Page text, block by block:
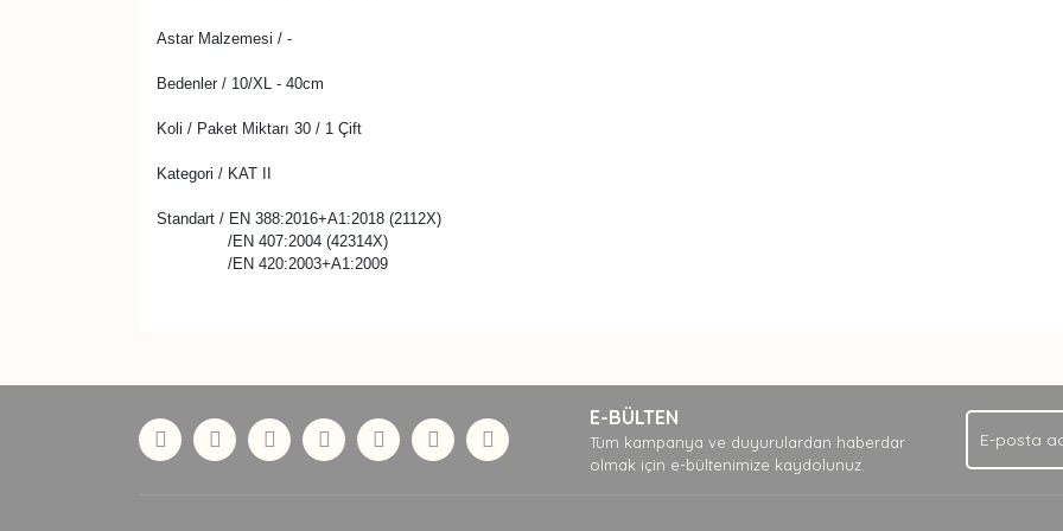
Astar Malzemesi / -
Bedenler / 10/XL - 40cm
Koli / Paket Miktarı 30 / 1 Çift
Kategori / KAT II
Standart / EN 388:2016+A1:2018 (2112X)
/EN 407:2004 (42314X)
/EN 420:2003+A1:2009
Ürün açıklamasında eksik bilgiler bulunuyor.
E-BÜLTEN
Tüm kampanya ve duyurulardan haberdar
olmak için e-bültenimize kaydolunuz.